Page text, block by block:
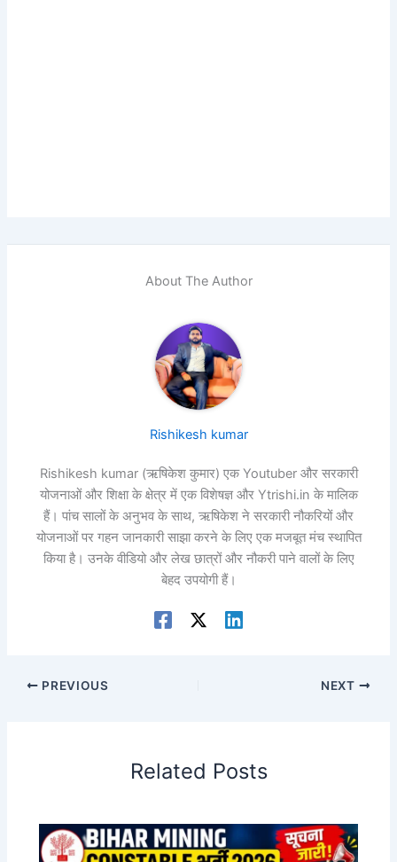
About The Author
Rishikesh kumar
Rishikesh kumar (ऋषिकेश कुमार) एक Youtuber और सरकारी
योजनाओं और शिक्षा के क्षेत्र में एक विशेषज्ञ और Ytrishi.in के मालिक
हैं। पांच सालों के अनुभव के साथ, ऋषिकेश ने सरकारी नौकरियों और
योजनाओं पर गहन जानकारी साझा करने के लिए एक मजबूत मंच स्थापित
किया है। उनके वीडियो और लेख छात्रों और नौकरी पाने वालों के लिए
बेहद उपयोगी हैं।
PREVIOUS NEXT
Related Posts